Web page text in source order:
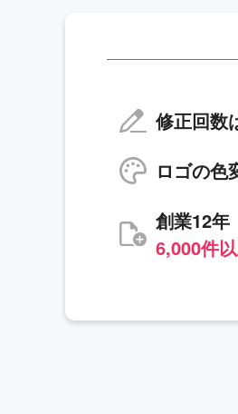
修正回数
ロゴの色
創業12年
6,000件